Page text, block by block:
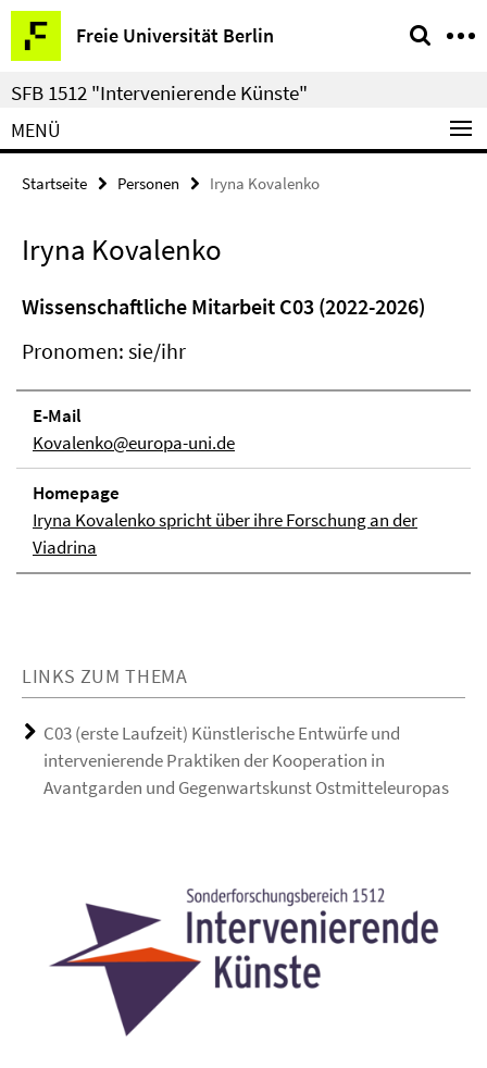
Springe
direkt
zu
Inhalt
Freie Universität Berlin
Service-
Navigation
SFB 1512 "Intervenierende Künste"
MENÜ
Startseite Personen Iryna Kovalenko
Iryna Kovalenko
Wissenschaftliche Mitarbeit C03 (2022-2026)
Pronomen: sie/ihr
E-Mail
Kovalenko@europa-uni.de
Homepage
Iryna Kovalenko spricht über ihre Forschung an der
Viadrina
LINKS ZUM THEMA
C03 (erste Laufzeit) Künstlerische Entwürfe und
intervenierende Praktiken der Kooperation in
Avantgarden und Gegenwartskunst Ostmitteleuropas